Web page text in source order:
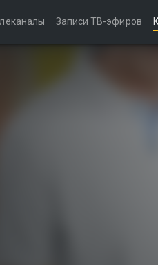
Записи ТВ-эфиров